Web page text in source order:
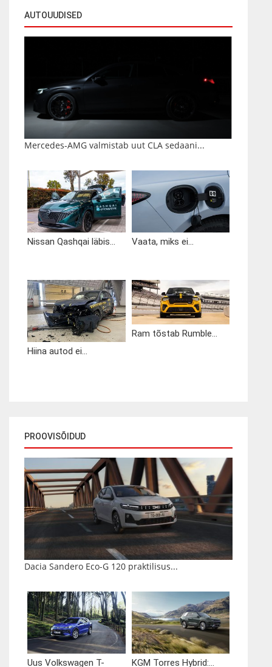
AUTOUUDISED
Mercedes-AMG valmistab uut CLA sedaani...
Nissan Qashqai läbis... Vaata, miks ei...
Hiina autod ei...
Ram tõstab Rumble...
PROOVISÕIDUD
Dacia Sandero Eco-G 120 praktilisus...
Uus Volkswagen T- KGM Torres Hybrid:...